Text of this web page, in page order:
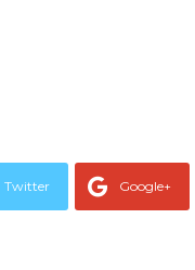
Twitter Google+